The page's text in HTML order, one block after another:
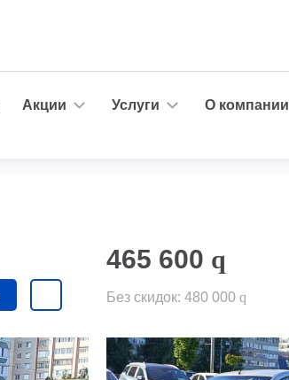
Акции Услуги
О компании
465 600 q
Без скидок: 480 000 q